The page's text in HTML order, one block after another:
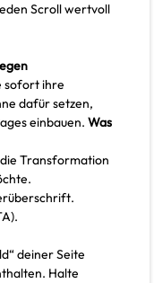
Scroll wertvoll
sofort ihre
dafür setzen,
einbauen. Was
Transformation
deiner Seite
Halte